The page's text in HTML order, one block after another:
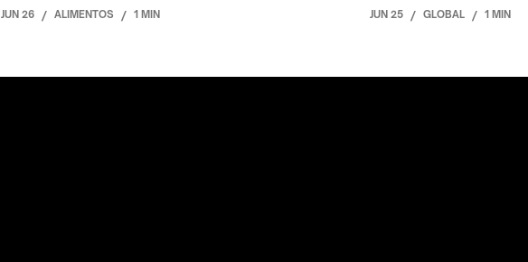
JUN 26 / ALIMENTOS / 1 MIN JUN 25 / GLOBAL / 1 MIN